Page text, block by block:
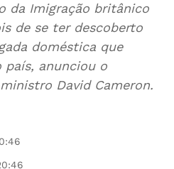
da Imigração britânico
doméstica que
gabinete do primeiro-ministro David Cameron.